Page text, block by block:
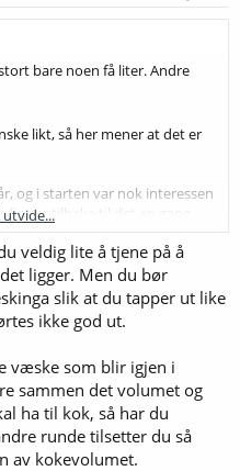
bare noen få liter. Andre
likt, så her mener at det er
og i starten var nok interessen
finner tilbake til det en gang.
jeg har vært på 1 mm til
utvide...
veldig lite å tjene på å
ligger. Men du bør
slik at du tapper ut like
ikke god ut.
væske som blir igjen i
sammen det volumet og
ha til kok, så har du
runde tilsetter du så
av kokevolumet.